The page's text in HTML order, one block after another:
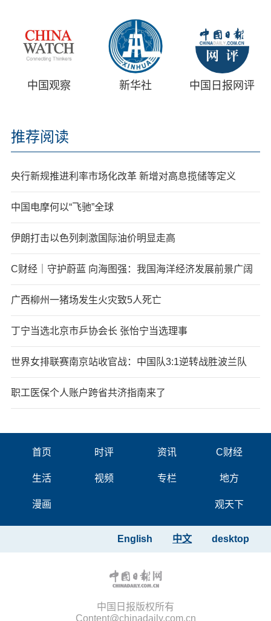
中国观察 新华社 中国日报网评
推荐阅读
央行新规推进利率市场化改革 新增对高息揽储等定义
中国电摩何以“飞驰”全球
伊朗打击以色列刺激国际油价明显走高
C财经｜守护蔚蓝 向海图强：我国海洋经济发展前景广阔
广西柳州一猪场发生火灾致5人死亡
丁宁当选北京市乒协会长 张怡宁当选理事
世界女排联赛南京站收官战：中国队3:1逆转战胜波兰队
职工医保个人账户跨省共济指南来了
首页 时评 资讯 C财经
生活 视频 专栏 地方
漫画 观天下
desktop
中文
English
中国日报版权所有
Content@chinadaily.com.cn